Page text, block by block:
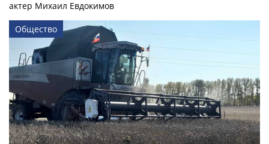
актер Михаил Евдокимов
Общество